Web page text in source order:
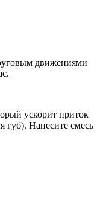
движениями
ускорит приток
Нанесите смесь